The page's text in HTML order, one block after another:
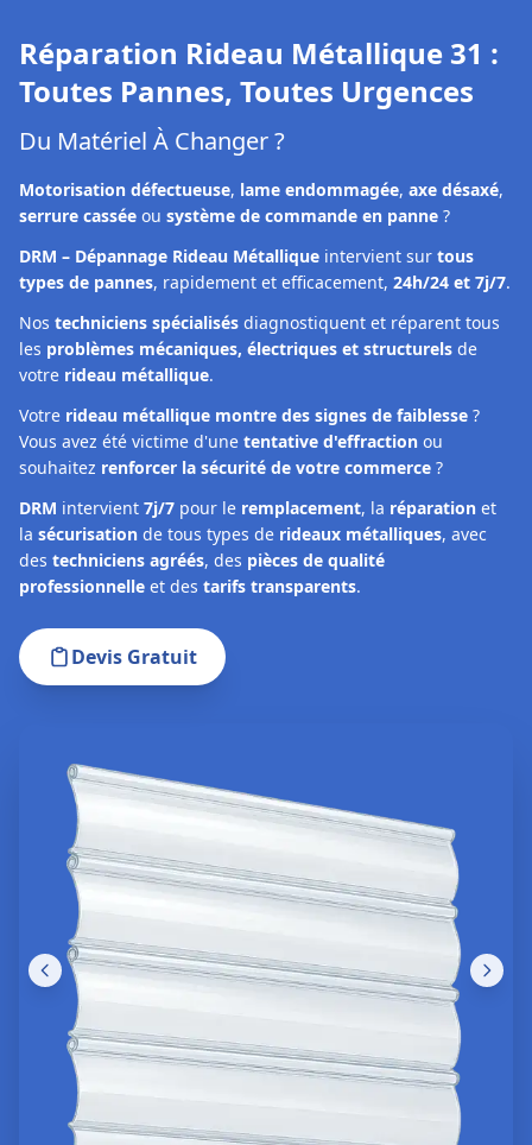
Réparation Rideau Métallique 31 :
Toutes Pannes, Toutes Urgences
Du Matériel À Changer ?
Motorisation défectueuse, lame endommagée, axe désaxé,
serrure cassée ou système de commande en panne ?
DRM – Dépannage Rideau Métallique intervient sur tous
types de pannes, rapidement et efficacement, 24h/24 et 7j/7.
Nos techniciens spécialisés diagnostiquent et réparent tous
les problèmes mécaniques, électriques et structurels de
votre rideau métallique.
Votre rideau métallique montre des signes de faiblesse ?
Vous avez été victime d'une tentative d'effraction ou
souhaitez renforcer la sécurité de votre commerce ?
DRM intervient 7j/7 pour le remplacement, la réparation et
la sécurisation de tous types de rideaux métalliques, avec
des techniciens agréés, des pièces de qualité
professionnelle et des tarifs transparents.
Devis Gratuit